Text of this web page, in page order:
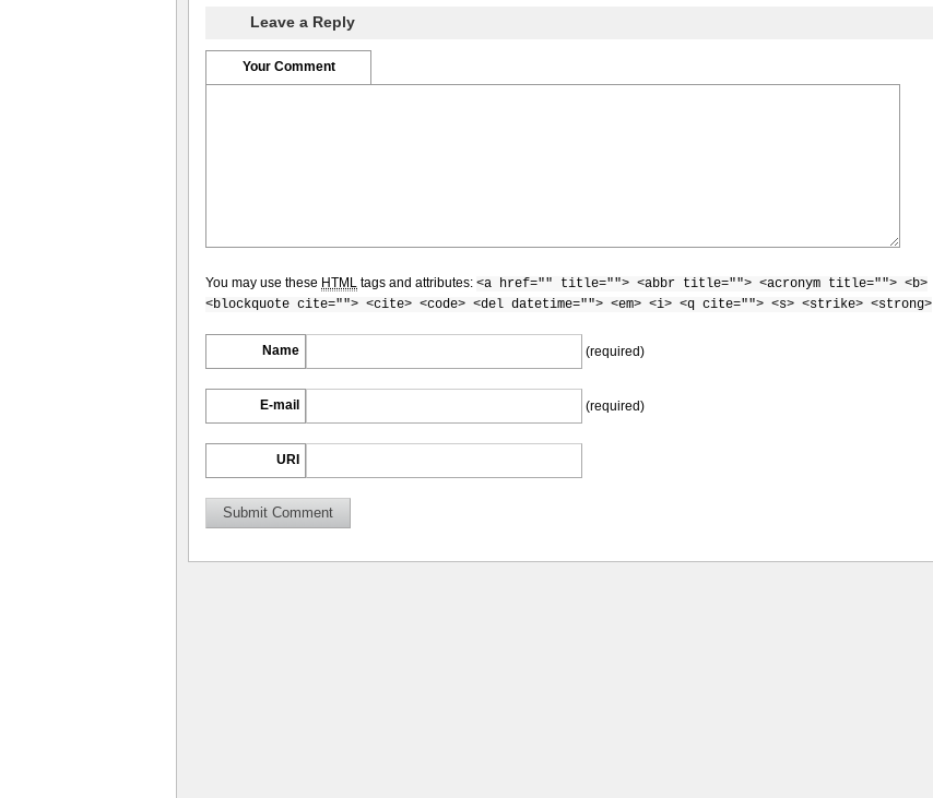
Leave a Reply
Your Comment
You may use these HTML tags and attributes: <a href="" title=""> <abbr title=""> <acronym title=""> <b>
<blockquote cite=""> <cite> <code> <del datetime=""> <em> <i> <q cite=""> <s> <strike> <strong>
Name (required)
E-mail (required)
URI